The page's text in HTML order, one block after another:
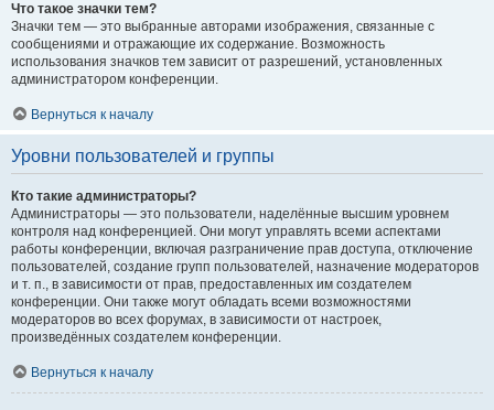
Что такое значки тем?
Значки тем — это выбранные авторами изображения, связанные с
сообщениями и отражающие их содержание. Возможность
использования значков тем зависит от разрешений, установленных
администратором конференции.
Вернуться к началу
Уровни пользователей и группы
Кто такие администраторы?
Администраторы — это пользователи, наделённые высшим уровнем
контроля над конференцией. Они могут управлять всеми аспектами
работы конференции, включая разграничение прав доступа, отключение
пользователей, создание групп пользователей, назначение модераторов
и т. п., в зависимости от прав, предоставленных им создателем
конференции. Они также могут обладать всеми возможностями
модераторов во всех форумах, в зависимости от настроек,
произведённых создателем конференции.
Вернуться к началу